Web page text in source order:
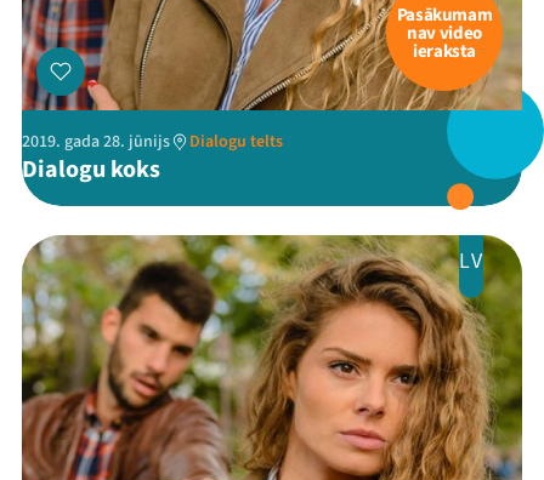
Pasākumam
nav video
ieraksta
2019. gada 28. jūnijs Dialogu telts
Dialogu koks
LV